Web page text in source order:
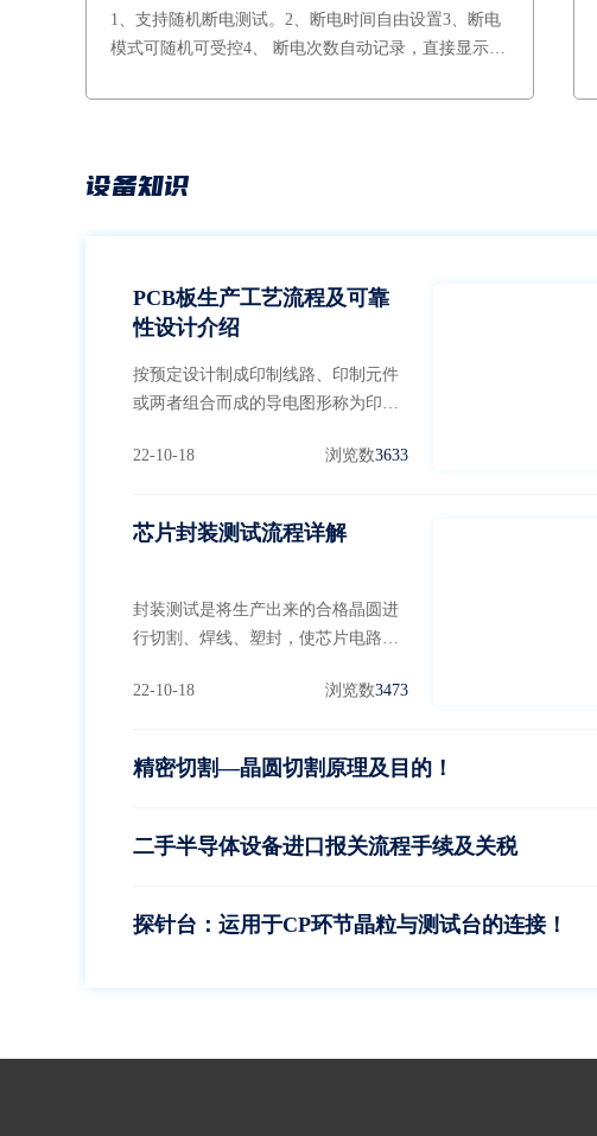
1、支持随机断电测试。2、断电时间自由设置3、断电
模式可随机可受控4、 断电次数自动记录，直接显示
全部采用工业级要求设计
设备知识
PCB板生产工艺流程及可靠
性设计介绍
按预定设计制成印制线路、印制元件
或两者组合而成的导电图形称为印制
流程。
22-10-18 浏览数3633
芯片封装测试流程详解
封装测试是将生产出来的合格晶圆进
行切割、焊线、塑封，使芯片电路与
供机械物理保护，并利用集成电路设
的芯片进行功能和性能测试。
22-10-18 浏览数3473
精密切割—晶圆切割原理及目的！
二手半导体设备进口报关流程手续及关税
探针台：运用于CP环节晶粒与测试台的连接！